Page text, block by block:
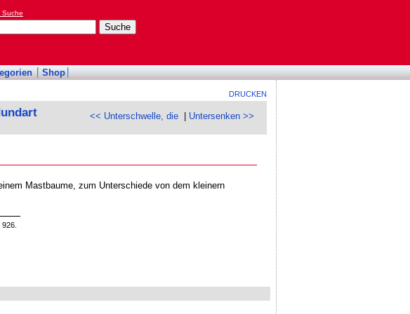
Suche
Shop
DRUCKEN
<< Unterschwelle, die Untersenken >>
Mastbaume, zum Unterschiede von dem kleinern